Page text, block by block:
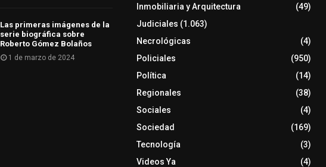
Las primeras imágenes de la
serie biográfica sobre
Roberto Gómez Bolaños
1 de marzo de 2024
Inmobiliaria y Arquitectura
(49)
Judiciales (1.063)
Necrológicas
(4)
Policiales
(950)
Política
(14)
Regionales
(38)
Sociales
(4)
Sociedad
(169)
Tecnología
(3)
Videos Ya
(4)